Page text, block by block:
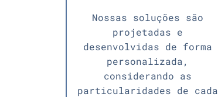
Nossas soluções são
projetadas e
desenvolvidas de forma
personalizada,
considerando as
particularidades de cada